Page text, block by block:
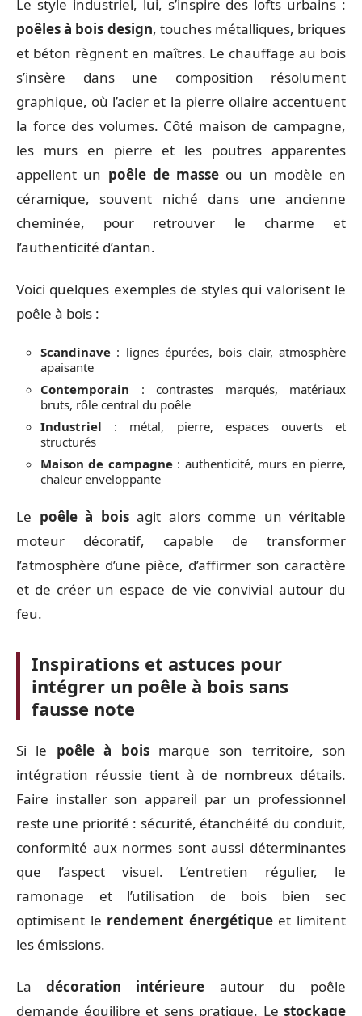
Le style industriel, lui, s’inspire des lofts urbains :
poêles à bois design, touches métalliques, briques
et béton règnent en maîtres. Le chauffage au bois
s’insère dans une composition résolument
graphique, où l’acier et la pierre ollaire accentuent
la force des volumes. Côté maison de campagne,
les murs en pierre et les poutres apparentes
appellent un poêle de masse ou un modèle en
céramique, souvent niché dans une ancienne
cheminée, pour retrouver le charme et
l’authenticité d’antan.
Voici quelques exemples de styles qui valorisent le
poêle à bois :
Scandinave : lignes épurées, bois clair, atmosphère
apaisante
Contemporain : contrastes marqués, matériaux
bruts, rôle central du poêle
Industriel : métal, pierre, espaces ouverts et
structurés
Maison de campagne: authenticité, murs en pierre,
chaleur enveloppante
Le poêle à boisagit alors comme un véritable
moteur décoratif, capable de transformer
l’atmosphère d’une pièce, d’affirmer son caractère
et de créer un espace de vie convivial autour du
feu.
Inspirations et astuces pour
intégrer un poêle à bois sans
fausse note
Si le poêle à boismarque son territoire, son
intégration réussie tient à de nombreux détails.
Faire installer son appareil par un professionnel
reste une priorité : sécurité, étanchéité du conduit,
conformité aux normes sont aussi déterminantes
que l’aspect visuel. L’entretien régulier, le
ramonage et l’utilisation de bois bien sec
optimisent le rendement énergétiqueet limitent
les émissions.
Ladécoration intérieure autour du poêle
demande équilibre et sens pratique. Le stockage